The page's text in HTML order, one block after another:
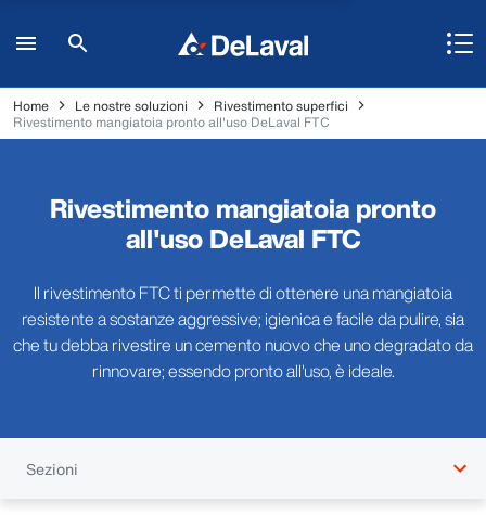
Home Le nostre soluzioni
Rivestimento superfici
Rivestimento mangiatoia pronto all'uso DeLaval FTC
Rivestimento mangiatoia pronto
all'uso DeLaval FTC
Il rivestimento FTC ti permette di ottenere una mangiatoia
resistente a sostanze aggressive; igienica e facile da pulire, sia
che tu debba rivestire un cemento nuovo che uno degradato da
rinnovare; essendo pronto all'uso, è ideale.
Sezioni